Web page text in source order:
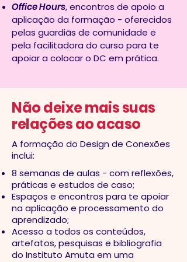
Office Hours, encontros de apoio a
aplicação da formação - oferecidos
pelas guardiãs de comunidade e
pela facilitadora do curso para te
apoiar a colocar o DC em prática.
Não deixe mais suas
relações ao acaso
A formação do Design de Conexões
inclui:
8 semanas de aulas - com reflexões,
práticas e estudos de caso;
Espaços e encontros para te apoiar
na aplicação e processamento do
aprendizado;
Acesso a todos os conteúdos,
artefatos, pesquisas e bibliografia
do Instituto Amuta em uma